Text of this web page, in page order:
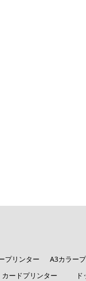
プリンター A3カラー
カードプリンター